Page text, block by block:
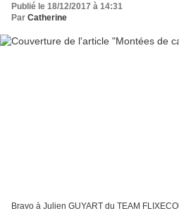
Publié le 18/12/2017 à 14:31
Par Catherine
Bravo à Julien GUYART du TEAM